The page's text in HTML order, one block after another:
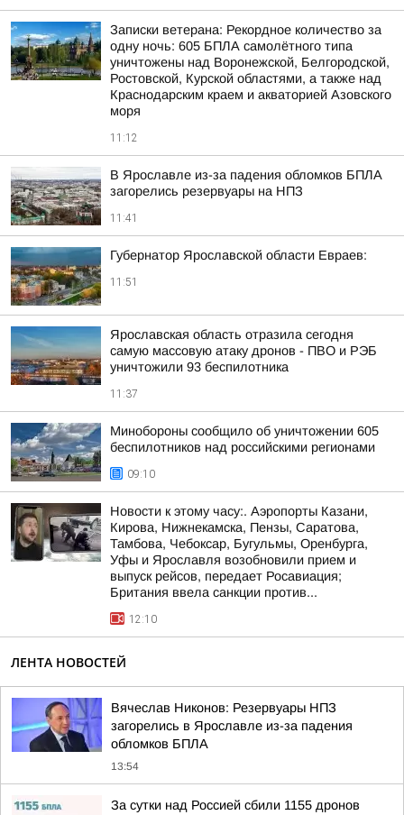
Записки ветерана: Рекордное количество за
одну ночь: 605 БПЛА самолётного типа
уничтожены над Воронежской, Белгородской,
Ростовской, Курской областями, а также над
Краснодарским краем и акваторией Азовского
моря
11:12
В Ярославле из-за падения обломков БПЛА
загорелись резервуары на НПЗ
11:41
Губернатор Ярославской области Евраев:
11:51
Ярославская область отразила сегодня
самую массовую атаку дронов - ПВО и РЭБ
уничтожили 93 беспилотника
11:37
Минобороны сообщило об уничтожении 605
беспилотников над российскими регионами
09:10
Новости к этому часу:. Аэропорты Казани,
Кирова, Нижнекамска, Пензы, Саратова,
Тамбова, Чебоксар, Бугульмы, Оренбурга,
Уфы и Ярославля возобновили прием и
выпуск рейсов, передает Росавиация;
Британия ввела санкции против...
12:10
ЛЕНТА НОВОСТЕЙ
Вячеслав Никонов: Резервуары НПЗ
загорелись в Ярославле из-за падения
обломков БПЛА
13:54
За сутки над Россией сбили 1155 дронов